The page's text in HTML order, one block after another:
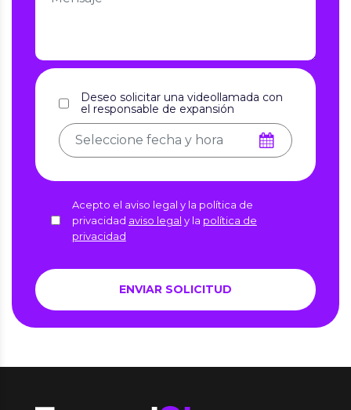
Deseo solicitar una videollamada con
el responsable de expansión
Acepto el aviso legal y la política de
privacidad aviso legal y la política de
privacidad